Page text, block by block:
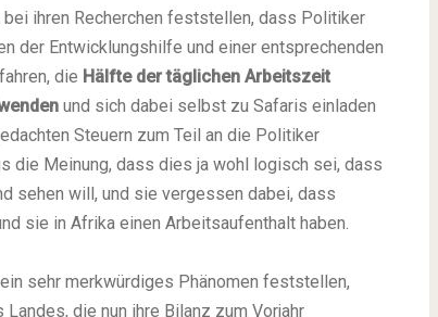
ihren Recherchen feststellen, dass Politiker
der Entwicklungshilfe und einer entsprechenden
die Hälfte der täglichen Arbeitszeit
und sich dabei selbst zu Safaris einladen
Steuern zum Teil an die Politiker
die Meinung, dass dies ja wohl logisch sei, dass
sehen will, und sie vergessen dabei, dass
sie in Afrika einen Arbeitsaufenthalt haben.
sehr merkwürdiges Phänomen feststellen,
die nun ihre Bilanz zum Vorjahr